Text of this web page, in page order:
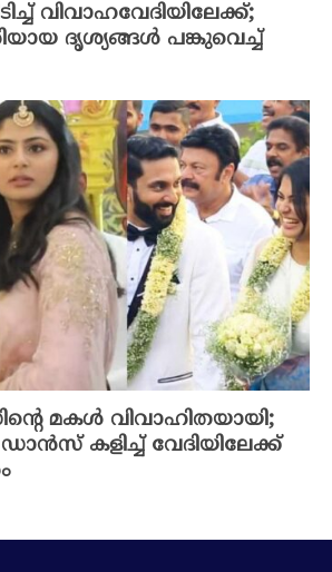
വിവാഹവേദിയിലേക്ക്;
ദൃശ്യങ്ങൾ പങ്കുവെച്ച്
മകൾ വിവാഹിതയായി;
കളിച്ച് വേദിയിലേക്ക്